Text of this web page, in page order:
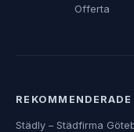
Offerta
Städly – Städfirma